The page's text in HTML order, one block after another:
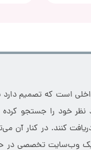
است که تصمیم دارد
نظر خود را جستجو
کنند. در کنار آن
یک وب‌سایت تخصصی در